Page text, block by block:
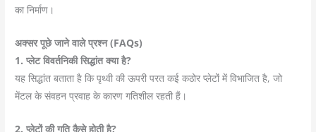
का निर्माण।
अक्सर पूछे जाने वाले प्रश्न (FAQs)
1. प्लेट विवर्तनिकी सिद्धांत क्या है?
यह सिद्धांत बताता है कि पृथ्वी की ऊपरी परत कई कठोर प्लेटों में विभाजित है, जो
मेंटल के संवहन प्रवाह के कारण गतिशील रहती हैं।
2. प्लेटों की गति कैसे होती है?